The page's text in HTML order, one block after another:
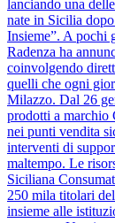
lanciando una
nate in Sicilia
Insieme”. A pochi
Radenza ha
coinvolgendo
quelli che ogni
Milazzo. Dal 26
prodotti a marchio
nei punti vendita
interventi di
maltempo. Le
Siciliana
250 mila titolari
insieme alle